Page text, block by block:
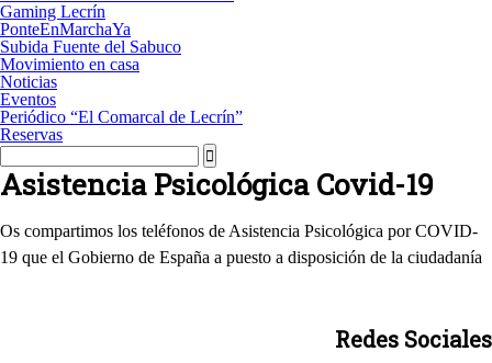
Gaming Lecrín
PonteEnMarchaYa
Subida Fuente del Sabuco
Movimiento en casa
Noticias
Eventos
Periódico “El Comarcal de Lecrín”
Reservas
Asistencia Psicológica Covid-19
Os compartimos los teléfonos de Asistencia Psicológica por COVID-
19 que el Gobierno de España a puesto a disposición de la ciudadanía
Redes Sociales